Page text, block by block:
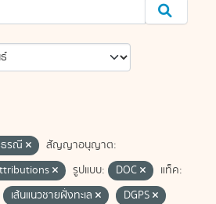
ธรณี
สัญญาอนุญาต:
รูปแบบ: DOC
แท็ค:
เส้นแนวชายฝั่งทะเล
DGPS